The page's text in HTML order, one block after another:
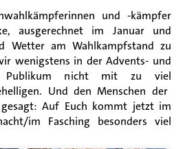
und -kämpfer
ausgerechnet im Januar und
Wetter am Wahlkampfstand zu
wenigstens in der Advents- und
Publikum nicht mitzu viel
Und den Menschen der
gesagt: Auf Euch kommt jetzt im
im Fasching besonders viel